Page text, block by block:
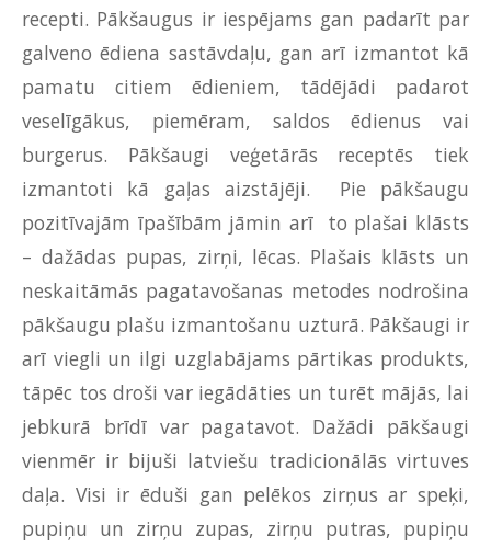
recepti. Pākšaugus ir iespējams gan padarīt par
galveno ēdiena sastāvdaļu, gan arī izmantot kā
pamatu citiem ēdieniem, tādējādi padarot
veselīgākus, piemēram, saldos ēdienus vai
burgerus. Pākšaugi veģetārās receptēs tiek
izmantoti kā gaļas aizstājēji. Pie pākšaugu
pozitīvajām īpašībām jāmin arī to plašai klāsts
– dažādas pupas, zirņi, lēcas. Plašais klāsts un
neskaitāmās pagatavošanas metodes nodrošina
pākšaugu plašu izmantošanu uzturā. Pākšaugi ir
arī viegli un ilgi uzglabājams pārtikas produkts,
tāpēc tos droši var iegādāties un turēt mājās, lai
jebkurā brīdī var pagatavot. Dažādi pākšaugi
vienmēr ir bijuši latviešu tradicionālās virtuves
daļa. Visi ir ēduši gan pelēkos zirņus ar speķi,
pupiņu un zirņu zupas, zirņu putras, pupiņu